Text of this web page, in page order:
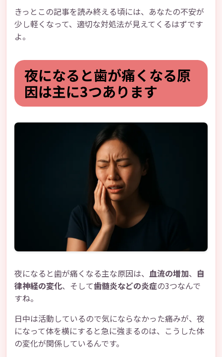
きっとこの記事を読み終える頃には、あなたの不安が
少し軽くなって、適切な対処法が見えてくるはずです
よ。
夜になると歯が痛くなる原
因は主に3つあります
夜になると歯が痛くなる主な原因は、 血流の増加、 自
律神経の変化、そして歯髄炎などの炎症の3つなんで
すね。
日中は活動しているので気にならなかった痛みが、夜
になって体を横にすると急に強まるのは、こうした体
の変化が関係しているんです。